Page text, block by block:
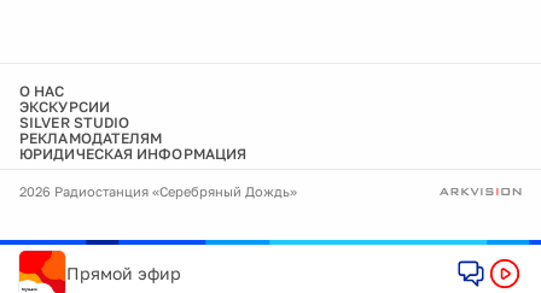
О НАС
ЭКСКУРСИИ
SILVER STUDIO
РЕКЛАМОДАТЕЛЯМ
ЮРИДИЧЕСКАЯ ИНФОРМАЦИЯ
2026 Радиостанция «Серебряный Дождь»
Прямой эфир